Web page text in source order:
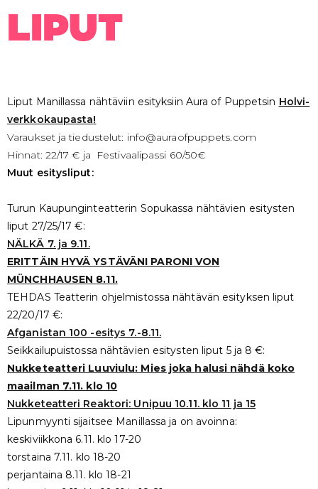
LIPUT
Liput Manillassa nähtäviin esityksiin Aura of Puppetsin Holvi-
verkkokaupasta!
Varaukset ja tiedustelut: info@auraofpuppets.com
Hinnat: 22/17 € ja Festivaalipassi 60/50€
Muut esitysliput:
Turun Kaupunginteatterin Sopukassa nähtävien esitysten
liput 27/25/17 €:
NÄLKÄ 7. ja 9.11.
ERITTÄIN HYVÄ YSTÄVÄNI PARONI VON
MÜNCHHAUSEN 8.11.
TEHDAS Teatterin ohjelmistossa nähtävän esityksen liput
22/20/17 €:
Afganistan 100 -esitys 7.-8.11.
Seikkailupuistossa nähtävien esitysten liput 5 ja 8 €:
Nukketeatteri Luuviulu: Mies joka halusi nähdä koko
maailman 7.11. klo 10
Nukketeatteri Reaktori: Unipuu 10.11. klo 11 ja 15
Lipunmyynti sijaitsee Manillassa ja on avoinna:
keskiviikkona 6.11. klo 17-20
torstaina 7.11. klo 18-20
perjantaina 8.11. klo 18-21